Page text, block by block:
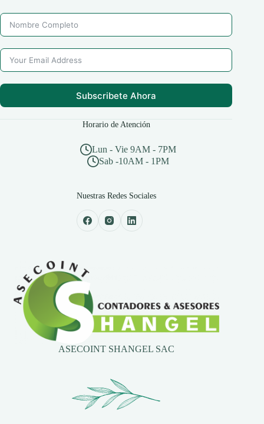
Subscribete Ahora
Horario de Atención
Lun - Vie 9AM - 7PM
Sab -10AM - 1PM
Nuestras Redes Sociales
ASECOINT SHANGEL SAC